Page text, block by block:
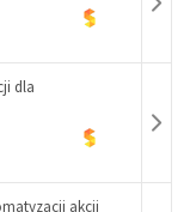
dla
akcji